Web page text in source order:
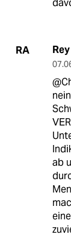
RA
ab